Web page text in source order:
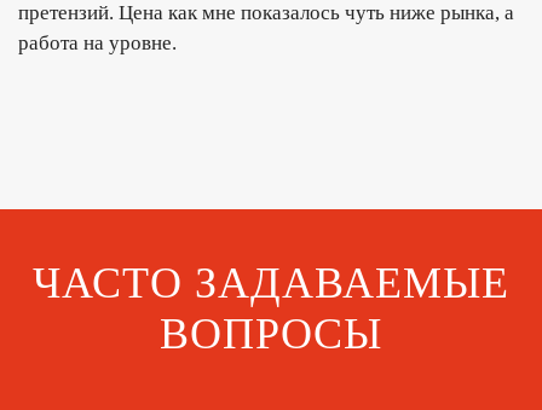
претензий. Цена как мне показалось чуть ниже рынка, а
работа на уровне.
ЧАСТО ЗАДАВАЕМЫЕ
ВОПРОСЫ